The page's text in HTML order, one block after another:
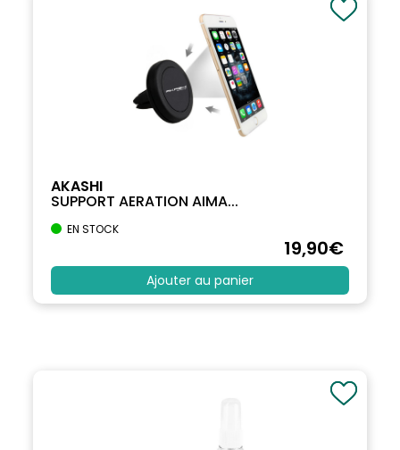
AKASHI
SUPPORT AERATION AIMA...
EN STOCK
19,90€
Ajouter au panier